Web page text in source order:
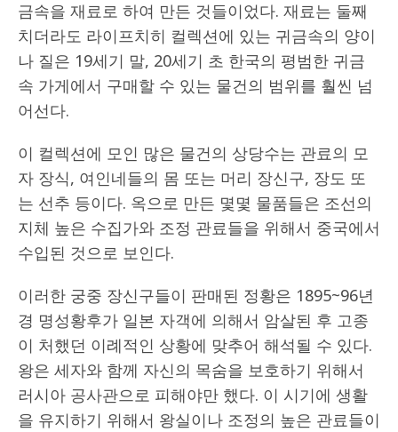
금속을 재료로 하여 만든 것들이었다. 재료는 둘째
치더라도 라이프치히 컬렉션에 있는 귀금속의 양이
나 질은 19세기 말, 20세기 초 한국의 평범한 귀금
속 가게에서 구매할 수 있는 물건의 범위를 훨씬 넘
어선다.
이 컬렉션에 모인 많은 물건의 상당수는 관료의 모
자 장식, 여인네들의 몸 또는 머리 장신구, 장도 또
는 선추 등이다. 옥으로 만든 몇몇 물품들은 조선의
지체 높은 수집가와 조정 관료들을 위해서 중국에서
수입된 것으로 보인다.
이러한 궁중 장신구들이 판매된 정황은 1895~96년
경 명성황후가 일본 자객에 의해서 암살된 후 고종
이 처했던 이례적인 상황에 맞추어 해석될 수 있다.
왕은 세자와 함께 자신의 목숨을 보호하기 위해서
러시아 공사관으로 피해야만 했다. 이 시기에 생활
을 유지하기 위해서 왕실이나 조정의 높은 관료들이